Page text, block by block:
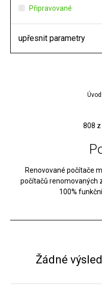
Úvod
808
Renovované počítače
počítačů renomovaných
100%
Žádné
Připravované
upřesnit parametry